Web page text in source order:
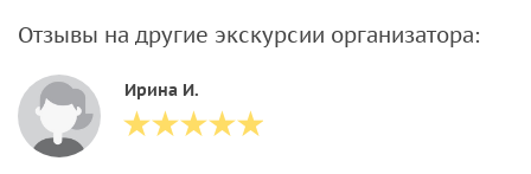
Отзывы на другие экскурсии организатора:
Ирина И.